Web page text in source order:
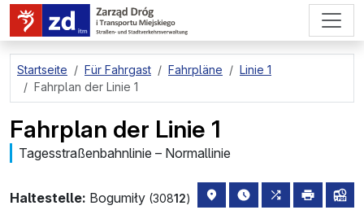
zum Hauptinhalt springen
Startseite Für Fahrgast Fahrpläne
Linie 1
Fahrplan der Linie 1
Fahrplan der Linie 1
Tagesstraßenbahnlinie – Normallinie
Haltestelle: Bogumiły (30812) Haltestellenstandort auf
die nächsten
alle Linien,
drucken